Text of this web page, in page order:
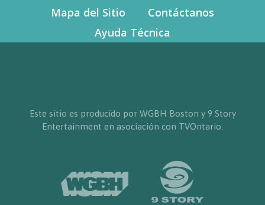
Mapa del Sitio
Contáctanos
Ayuda Técnica
Este sitio es producido por WGBH Boston y 9 Story
Entertainment en asociación con TVOntario.